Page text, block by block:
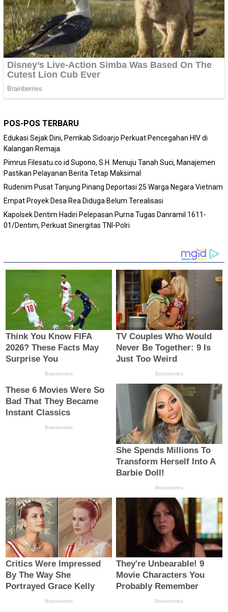
POS-POS TERBARU
Edukasi Sejak Dini, Pemkab Sidoarjo Perkuat Pencegahan HIV di
Kalangan Remaja
Pimrus Filesatu.co.id Supono, S.H. Menuju Tanah Suci, Manajemen
Pastikan Pelayanan Berita Tetap Maksimal
Rudenim Pusat Tanjung Pinang Deportasi 25 Warga Negara Vietnam
Empat Proyek Desa Rea Diduga Belum Terealisasi
Kapolsek Dentim Hadiri Pelepasan Purna Tugas Danramil 1611-
01/Dentim, Perkuat Sinergitas TNI-Polri